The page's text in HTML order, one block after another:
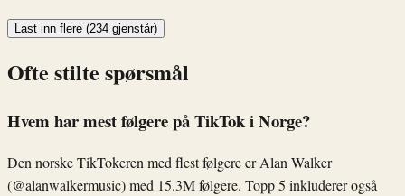
Last inn flere (234 gjenstår)
Ofte stilte spørsmål
Hvem har mest følgere på TikTok i Norge?
Den norske TikTokeren med flest følgere er Alan Walker
(@alanwalkermusic) med 15.3M følgere. Topp 5 inkluderer også